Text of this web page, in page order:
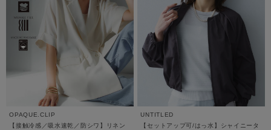
OPAQUE.CLIP
【接触冷感／吸水速乾／防シワ】リネン
UNTITLED
【セットアップ可/はっ水】シャイニータ